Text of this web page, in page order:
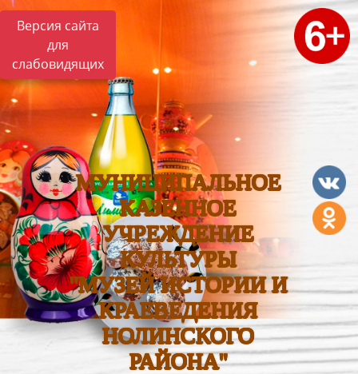
Версия сайта
для
слабовидящих
МУНИЦИПАЛЬНОЕ
КАЗЕННОЕ
УЧРЕЖДЕНИЕ
КУЛЬТУРЫ
"МУЗЕЙ ИСТОРИИ И
КРАЕВЕДЕНИЯ
НОЛИНСКОГО
РАЙОНА"